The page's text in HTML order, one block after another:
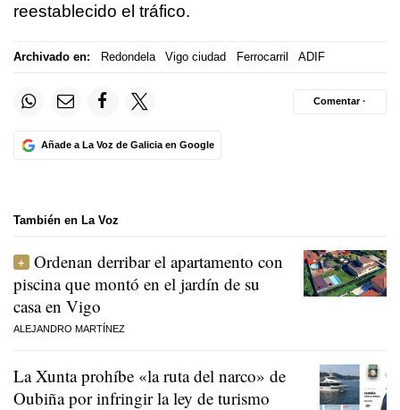
reestablecido el tráfico.
Archivado en: Redondela Vigo ciudad Ferrocarril ADIF
Añade a La Voz de Galicia en Google
Comentar ·
También en La Voz
Ordenan derribar el apartamento con
piscina que montó en el jardín de su
casa en Vigo
ALEJANDRO MARTÍNEZ
La Xunta prohíbe «la ruta del narco» de
Oubiña por infringir la ley de turismo